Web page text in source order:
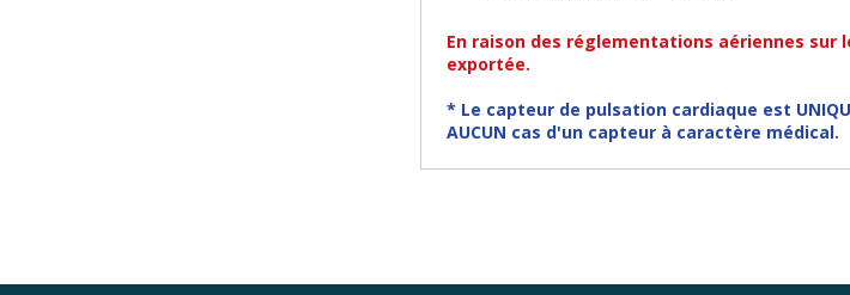
En raison des réglementations aériennes
exportée.
* Le capteur de pulsation cardiaque est
AUCUN cas d'un capteur à caractère médical.